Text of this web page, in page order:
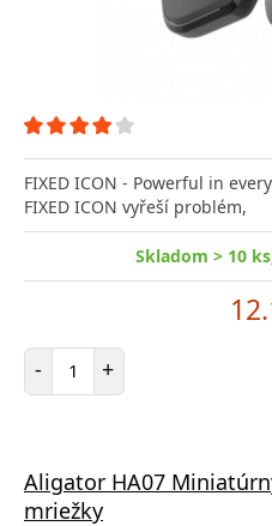
FIXED ICON - Powerful in
FIXED ICON vyřeší problém,
Skladom > 10 ks
- Počet položiek
+
Aligator HA07
mriežky